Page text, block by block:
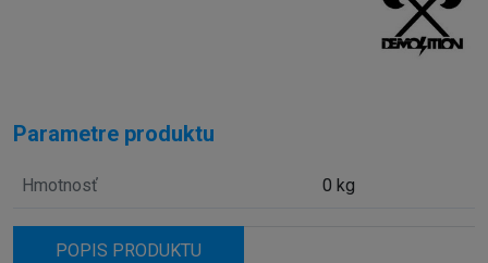
Parametre produktu
Hmotnosť 0 kg
POPIS PRODUKTU